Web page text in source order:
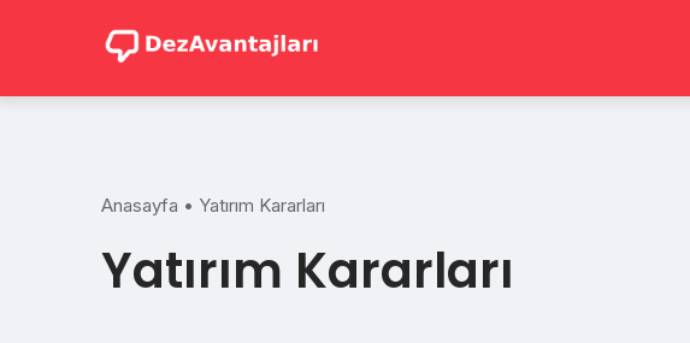
Anasayfa • Yatırım Kararları
Yatırım Kararları